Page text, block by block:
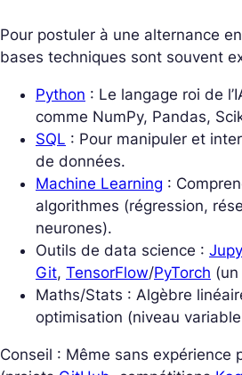
Pour postuler à une alternance
bases techniques sont souvent
Python : Le langage roi de
comme NumPy, Pandas,
SQL : Pour manipuler et
de données.
Machine Learning :
algorithmes (régression,
neurones).
Outils de data science :
Git, TensorFlow/PyTorch (un
Maths/Stats : Algèbre
optimisation (niveau
Conseil : Même sans expérience